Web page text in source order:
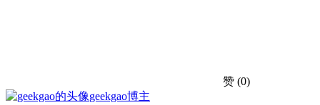
赞 (0)
geekgao博主